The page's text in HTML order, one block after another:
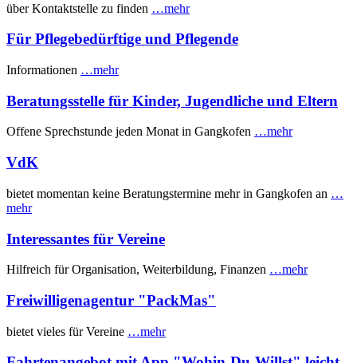
über Kontaktstelle zu finden …mehr
Für Pflegebedürftige und Pflegende
Informationen …mehr
Beratungsstelle für Kinder, Jugendliche und Eltern
Offene Sprechstunde jeden Monat in Gangkofen …mehr
VdK
bietet momentan keine Beratungstermine mehr in Gangkofen an …
mehr
Interessantes für Vereine
Hilfreich für Organisation, Weiterbildung, Finanzen …mehr
Freiwilligenagentur "PackMas"
bietet vieles für Vereine …mehr